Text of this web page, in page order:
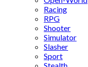
Racing
RPG
Shooter
Simulator
Slasher
Sport